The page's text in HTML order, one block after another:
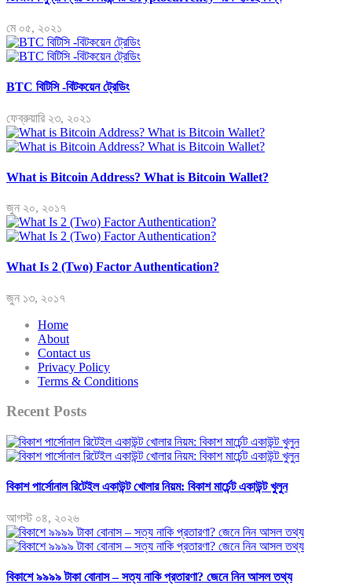
মে ০৫, ২০২১
BTC বিটিসি -বিটকয়েন ট্রেডিং
ফেব্রুয়ারি ২৩, ২০২১
What is Bitcoin Address? What is Bitcoin Wallet?
জুন ২০, ২০১৭
What Is 2 (Two) Factor Authentication?
জুন ১৩, ২০১৭
Home
About
Contact us
Privacy Policy
Terms & Conditions
Recent Posts
বিকাশ পার্সোনাল রিটেইল একাউন্ট খোলার নিয়ম: বিকাশ মার্চেন্ট একাউন্ট খুলুন
আগস্ট ০৪, ২০২৬
বিকাশে ৯৯৯৯ টাকা বোনাস – সত্য নাকি প্রতারণা? জেনে নিন আসল তথ্য